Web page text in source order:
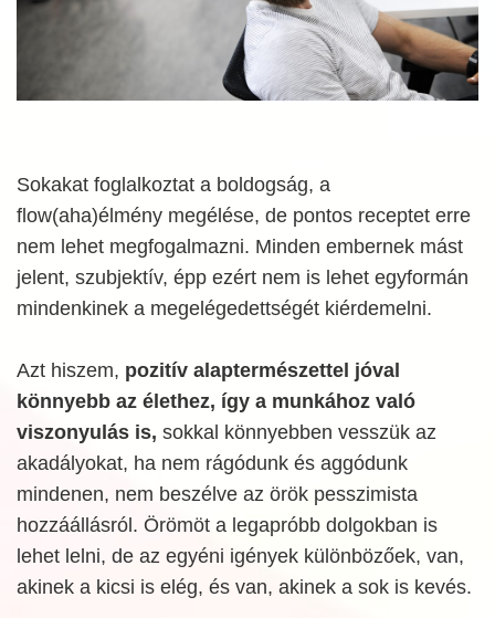
Sokakat foglalkoztat a boldogság, a
flow(aha)élmény megélése, de pontos receptet erre
nem lehet megfogalmazni. Minden embernek mást
jelent, szubjektív, épp ezért nem is lehet egyformán
mindenkinek a megelégedettségét kiérdemelni.
Azt hiszem, pozitív alaptermészettel jóval
könnyebb az élethez, így a munkához való
viszonyulás is, sokkal könnyebben vesszük az
akadályokat, ha nem rágódunk és aggódunk
mindenen, nem beszélve az örök pesszimista
hozzáállásról. Örömöt a legapróbb dolgokban is
lehet lelni, de az egyéni igények különbözőek, van,
akinek a kicsi is elég, és van, akinek a sok is kevés.